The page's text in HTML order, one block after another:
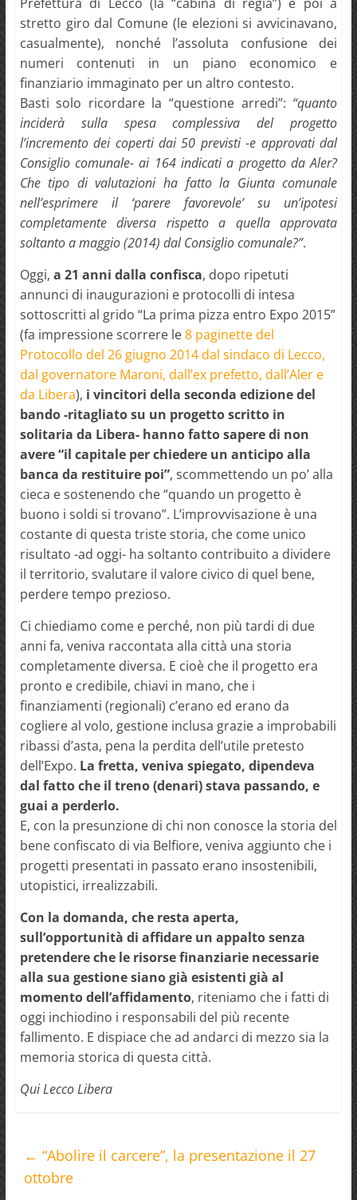
stretto giro dal Comune (le elezioni si avvicinavano,
casualmente), nonché l’assoluta confusione dei
numeri contenuti in un piano economico e
finanziario immaginato per un altro contesto.
Basti solo ricordare la “questione arredi”: “quanto
inciderà sulla spesa complessiva del progetto
l’incremento dei coperti dai 50 previsti -e approvati dal
Consiglio comunale- ai 164 indicati a progetto da Aler?
Che tipo di valutazioni ha fatto la Giunta comunale
nell’esprimere il ‘parere favorevole’ su un’ipotesi
completamente diversa rispetto a quella approvata
soltanto a maggio (2014) dal Consiglio comunale?”.
Oggi, a 21 anni dalla confisca, dopo ripetuti
annunci di inaugurazioni e protocolli di intesa
sottoscritti al grido “La prima pizza entro Expo 2015”
(fa impressione scorrere le8 paginette del
Protocollo del 26 giugno 2014 dal sindaco di Lecco,
dal governatore Maroni, dall’ex prefetto, dall’Aler e
da Libera), i vincitori della seconda edizione del
bando -ritagliato su un progetto scritto in
solitaria da Libera- hanno fatto sapere di non
avere “il capitale per chiedere un anticipo alla
banca da restituire poi”, scommettendo un po’ alla
cieca e sostenendo che “quando un progetto è
buono i soldi si trovano”. L’improvvisazione è una
costante di questa triste storia, che come unico
risultato -ad oggi- ha soltanto contribuito a dividere
il territorio, svalutare il valore civico di quel bene,
perdere tempo prezioso.
Ci chiediamo come e perché, non più tardi di due
anni fa, veniva raccontata alla città una storia
completamente diversa. E cioè che il progetto era
pronto e credibile, chiavi in mano, che i
finanziamenti (regionali) c’erano ed erano da
cogliere al volo, gestione inclusa grazie a improbabili
ribassi d’asta, pena la perdita dell’utile pretesto
dell’Expo. La fretta, veniva spiegato, dipendeva
dal fatto che il treno (denari) stava passando, e
guai a perderlo.
E, con la presunzione di chi non conosce la storia del
bene confiscato di via Belfiore, veniva aggiunto che i
progetti presentati in passato erano insostenibili,
utopistici, irrealizzabili.
Con la domanda, che resta aperta,
sull’opportunità di affidare un appalto senza
pretendere che le risorse finanziarie necessarie
alla sua gestione siano già esistenti già al
momento dell’affidamento, riteniamo che i fatti di
oggi inchiodino i responsabili del più recente
fallimento. E dispiace che ad andarci di mezzo sia la
memoria storica di questa città.
Qui Lecco Libera
← “Abolire il carcere”, la presentazione il 27
ottobre